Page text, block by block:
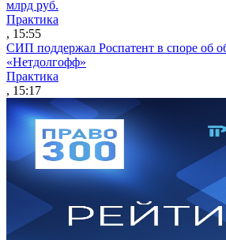
млрд руб.
Практика
, 15:55
СИП поддержал Роспатент в споре об
«Нетдолгофф»
Практика
, 15:17